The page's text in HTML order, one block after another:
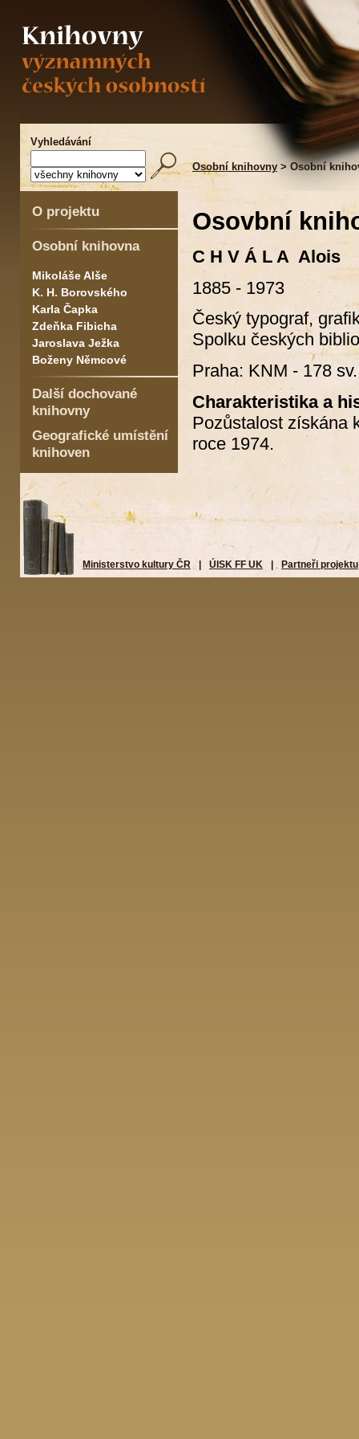
Vyhledávání
Osobní knihovny > Osobní
O projektu
Osobní knihovna
Mikoláše Alše
K. H. Borovského
Karla Čapka
Zdeňka Fibicha
Jaroslava Ježka
Boženy Němcové
Další dochované
knihovny
Geografické umístění
knihoven
Osovbní
C H V Á L A Alois
1885 - 1973
Český typograf,
Spolku českých
Praha: KNM - 178 sv.
Charakteristika a
Pozůstalost získána
roce 1974.
Ministerstvo kultury ČR ÚISK FF UK Partneři projektu